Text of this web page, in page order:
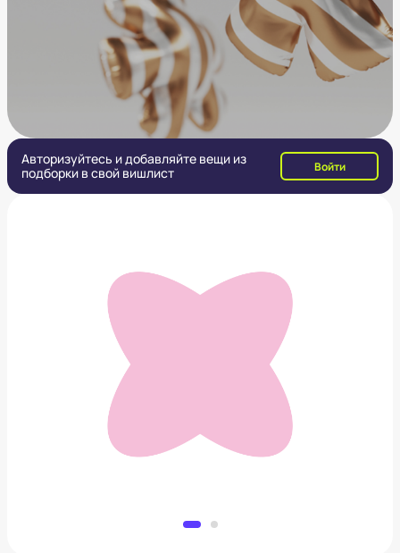
Авторизуйтесь и добавляйте вещи из
подборки в свой вишлист
Войти